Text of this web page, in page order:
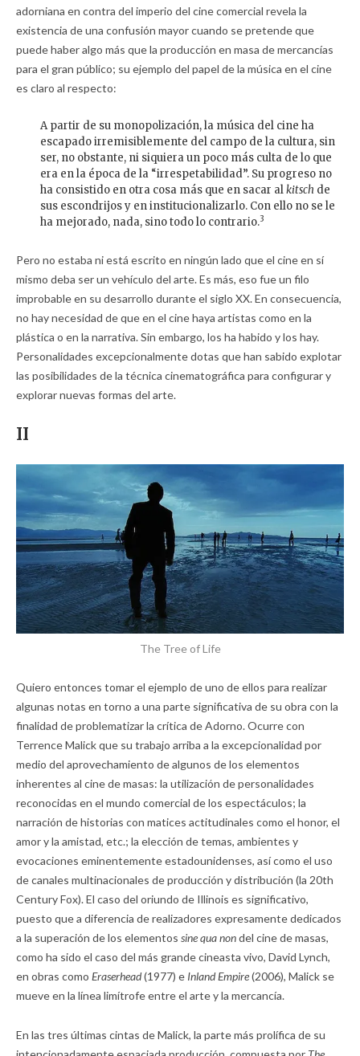
adorniana en contra del imperio del cine comercial revela la
existencia de una confusión mayor cuando se pretende que
puede haber algo más que la producción en masa de mercancías
para el gran público; su ejemplo del papel de la música en el cine
es claro al respecto:
A partir de su monopolización, la música del cine ha
escapado irremisiblemente del campo de la cultura, sin
ser, no obstante, ni siquiera un poco más culta de lo que
era en la época de la “irrespetabilidad”. Su progreso no
ha consistido en otra cosa más que en sacar alkitsch de
sus escondrijos y en institucionalizarlo. Con ello no se le
ha mejorado, nada, sino todo lo contrario.3
Pero no estaba ni está escrito en ningún lado que el cine en sí
mismo deba ser un vehículo del arte. Es más, eso fue un filo
improbable en su desarrollo durante el siglo XX. En consecuencia,
no hay necesidad de que en el cine haya artistas como en la
plástica o en la narrativa. Sin embargo, los ha habido y los hay.
Personalidades excepcionalmente dotas que han sabido explotar
las posibilidades de la técnica cinematográfica para configurar y
explorar nuevas formas del arte.
II
The Tree of Life
Quiero entonces tomar el ejemplo de uno de ellos para realizar
algunas notas en torno a una parte significativa de su obra con la
finalidad de problematizar la crítica de Adorno. Ocurre con
Terrence Malick que su trabajo arriba a la excepcionalidad por
medio del aprovechamiento de algunos de los elementos
inherentes al cine de masas: la utilización de personalidades
reconocidas en el mundo comercial de los espectáculos; la
narración de historias con matices actitudinales como el honor, el
amor y la amistad, etc.; la elección de temas, ambientes y
evocaciones eminentemente estadounidenses, así como el uso
de canales multinacionales de producción y distribución (la 20th
Century Fox). El caso del oriundo de Illinois es significativo,
puesto que a diferencia de realizadores expresamente dedicados
a la superación de los elementos sine qua nondel cine de masas,
como ha sido el caso del más grande cineasta vivo, David Lynch,
en obras como Eraserhead(1977) e Inland Empire(2006), Malick se
mueve en la línea limítrofe entre el arte y la mercancía.
En las tres últimas cintas de Malick, la parte más prolífica de su